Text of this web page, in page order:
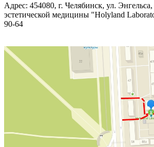
Адрес: 454080, г. Челябинск, ул.
эстетической медицины "Holyland
90-64